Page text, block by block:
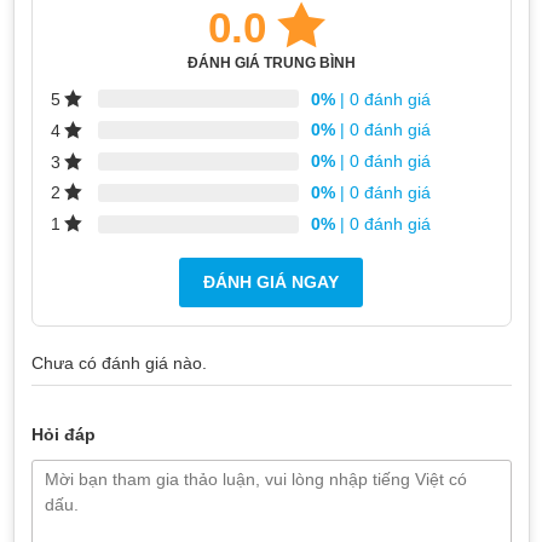
Nếu bạn vẫn đang băn khoăn chưa tìm được
đồng hồ Apple Watchnhư ý thì hãy đến với TeamCare địa
chuyên môn tay nghề giỏi. Tại TeamCare chúng tôi nhận tư
vấn và báo giá khách hàng tham khảo, đặc biệt vệ sinh miễn
phí cho khách hàng khi sửa chữa tại TeamCare
0.0
ĐÁNH GIÁ TRUNG BÌNH
5 0%| 0 đánh giá
4
0%| 0 đánh giá
3
0%| 0 đánh giá
2
0%| 0 đánh giá
1
0%| 0 đánh giá
ĐÁNH GIÁ NGAY
Chưa có đánh giá nào.
Hỏi đáp